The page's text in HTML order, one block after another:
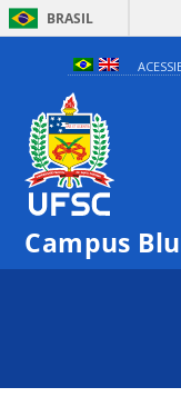
BRASIL
Campus